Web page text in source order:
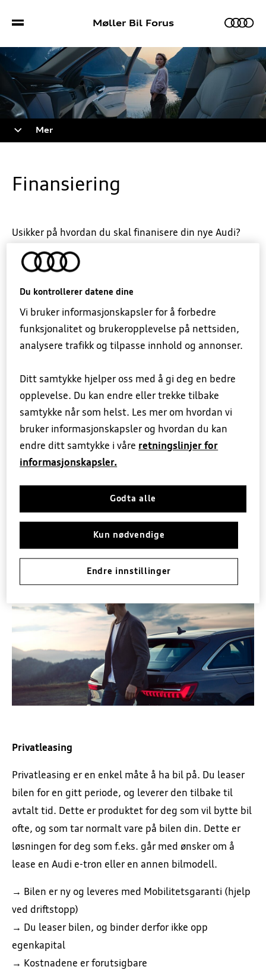
Møller Bil Forus
Biler
Bilmodeller
Bestill prøvekjøring
Lagerbiler
Firmabil
Prislister
Forsikring
Garanti
Sport S/RS
Kampanjer
Bestill verkstedtime
5+ Originalservice
EU-kontroll
Ruteservice
Skadeverksted
Kontakt
Alle ansatte
Salg
Delelager
Bilutleie/Hyre
Mer
Finansiering
Usikker på hvordan du skal finanisere din nye Audi?
Audi Financial Services tilbyr inntil 100 prosent
lånefinansiering, motorvognforsikring,
betalingsforsikring, påkostforsikring og serviceavtale.
Billån
bilen når du selv ønsker det. Våre forhandlere hjelper
deg med å finne den rette bilen for deg og ditt behov.
Når bilvalget er tatt kan du ordne både
lånefinansiering via Audi Financial Services og
forsikring samtidig.
→ Du gjør hele kjøpet på ett sted
→ Du kan låne til både nye og brukte biler
→ Du kan låne hele kjøpesummen
→ Du kan velge nedbetalingstid inntil 10 år
Privatleasing
Privatleasing er en enkel måte å ha bil på. Du leaser
bilen for en gitt periode, og leverer den tilbake til
avtalt tid. Dette er produktet for deg som vil bytte bil
ofte, og som tar normalt vare på bilen din. Dette er
løsningen for deg som f.eks. går med ønsker om å
lease en Audi e-tron eller en annen bilmodell.
→ Bilen er ny og leveres med Mobilitetsgaranti (hjelp
ved driftstopp)
→ Du leaser bilen, og binder derfor ikke opp
egenkapital
→ Kostnadene er forutsigbare
Du kontrollerer datene dine
Vi bruker informasjonskapsler for å forbedre
funksjonalitet og brukeropplevelse på nettsiden,
analysere trafikk og tilpasse innhold og annonser.
Ditt samtykke hjelper oss med å gi deg en bedre
opplevelse. Du kan endre eller trekke tilbake
samtykke når som helst. Les mer om hvordan vi
bruker informasjonskapsler og hvordan du kan
endre ditt samtykke i våre retningslinjer for
informasjonskapsler.
Endre innstillinger
Kun nødvendige
Godta alle